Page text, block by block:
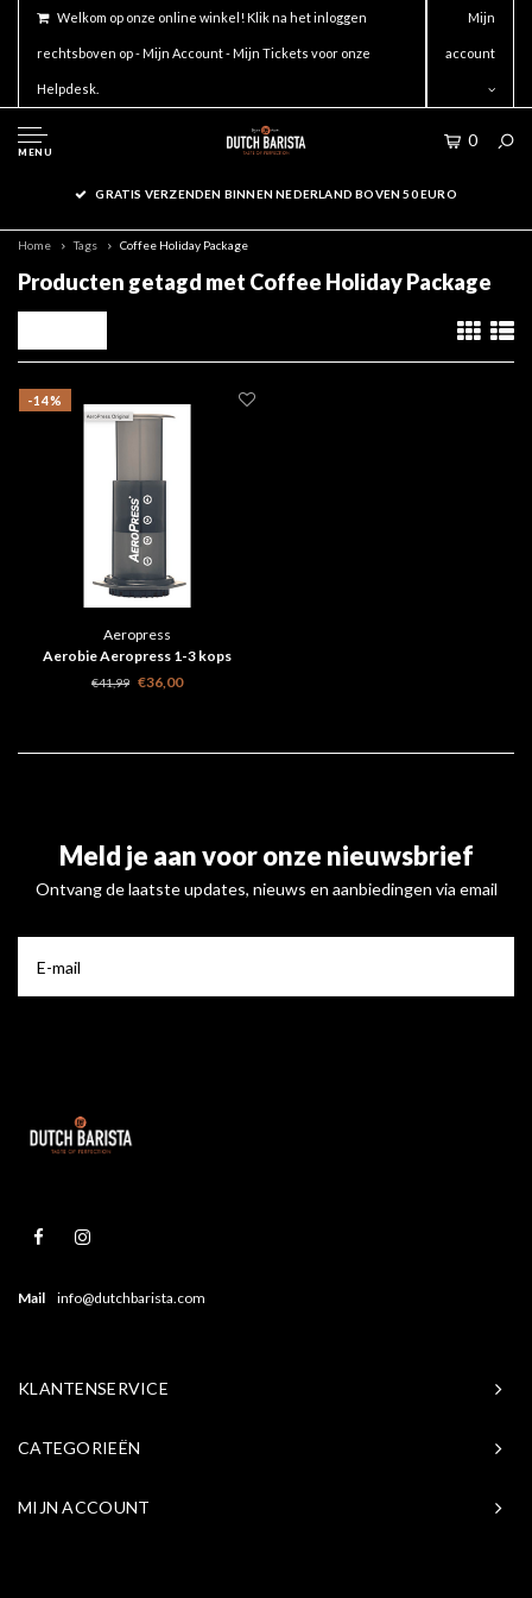
Welkom op onze online winkel! Klik na het inloggen
rechtsboven op - Mijn Account - Mijn Tickets voor onze
Helpdesk.
Mijn
account
MENU
0
GRATIS VERZENDEN BINNEN NEDERLAND BOVEN 50 EURO
Home Tags Coffee Holiday Package
Producten getagd met Coffee Holiday Package
-14%
Aeropress
Aerobie Aeropress 1-3 kops
original
€41,99 €36,00
Meld je aan voor onze nieuwsbrief
Ontvang de laatste updates, nieuws en aanbiedingen via email
Mail info@dutchbarista.com
KLANTENSERVICE
CATEGORIEËN
MIJN ACCOUNT